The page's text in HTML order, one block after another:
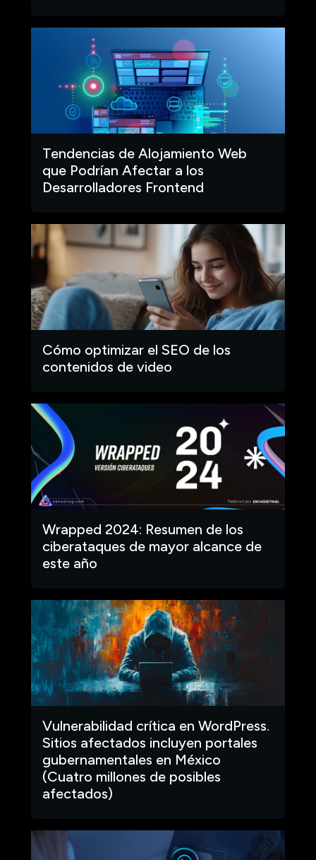
Tendencias de Alojamiento Web
que Podrían Afectar a los
Desarrolladores Frontend
Cómo optimizar el SEO de los
contenidos de video
Wrapped 2024: Resumen de los
ciberataques de mayor alcance de
este año
Vulnerabilidad crítica en WordPress.
Sitios afectados incluyen portales
gubernamentales en México
(Cuatro millones de posibles
afectados)